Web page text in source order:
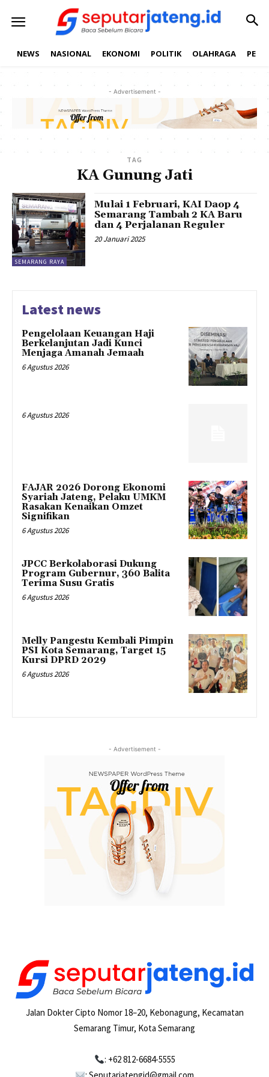
NEWS NASIONAL EKONOMI POLITIK OLAHRAGA
- Advertisement -
TAG
KA Gunung Jati
SEMARANG RAYA
Mulai 1 Februari, KAI Daop 4
Semarang Tambah 2 KA Baru
dan 4 Perjalanan Reguler
20 Januari 2025
Latest news
Pengelolaan Keuangan Haji
Berkelanjutan Jadi Kunci
Menjaga Amanah Jemaah
6 Agustus 2026
6 Agustus 2026
FAJAR 2026 Dorong Ekonomi
Syariah Jateng, Pelaku UMKM
Rasakan Kenaikan Omzet
Signifikan
6 Agustus 2026
JPCC Berkolaborasi Dukung
Program Gubernur, 360 Balita
Terima Susu Gratis
6 Agustus 2026
Melly Pangestu Kembali Pimpin
PSI Kota Semarang, Target 15
Kursi DPRD 2029
6 Agustus 2026
- Advertisement -
Jalan Dokter Cipto Nomor 18–20, Kebonagung, Kecamatan
Semarang Timur, Kota Semarang
: +62 812-6684-5555